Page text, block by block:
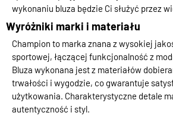
wykonaniu bluza będzie Ci służyć przez
Wyróżniki marki i materiału
Champion to marka znana z wysokiej
sportowej, łączącej funkcjonalność z
Bluza wykonana jest z materiałów
trwałości i wygodzie, co gwarantuje
użytkowania. Charakterystyczne detale
autentyczność i styl.